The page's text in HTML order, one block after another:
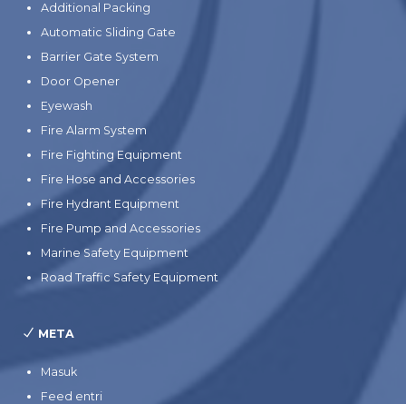
Additional Packing
Automatic Sliding Gate
Barrier Gate System
Door Opener
Eyewash
Fire Alarm System
Fire Fighting Equipment
Fire Hose and Accessories
Fire Hydrant Equipment
Fire Pump and Accessories
Marine Safety Equipment
Road Traffic Safety Equipment
META
Masuk
Feed entri